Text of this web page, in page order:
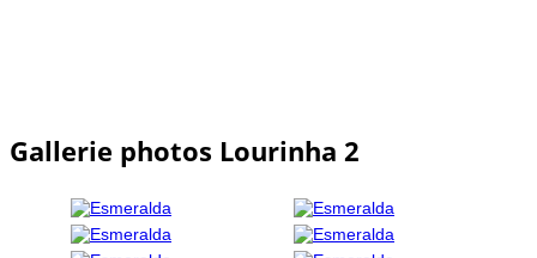
Gallerie photos Lourinha 2